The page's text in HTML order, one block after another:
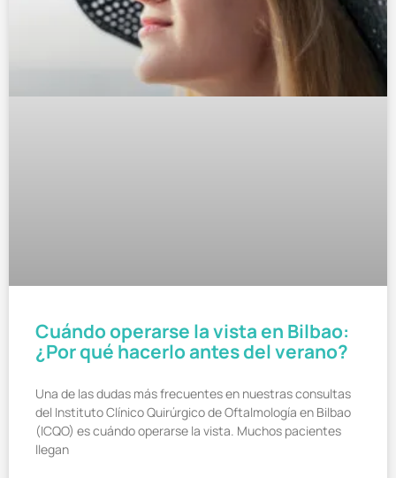
Cuándo operarse la vista en Bilbao:
¿Por qué hacerlo antes del verano?
Una de las dudas más frecuentes en nuestras consultas
del Instituto Clínico Quirúrgico de Oftalmología en Bilbao
(ICQO) es cuándo operarse la vista. Muchos pacientes
llegan